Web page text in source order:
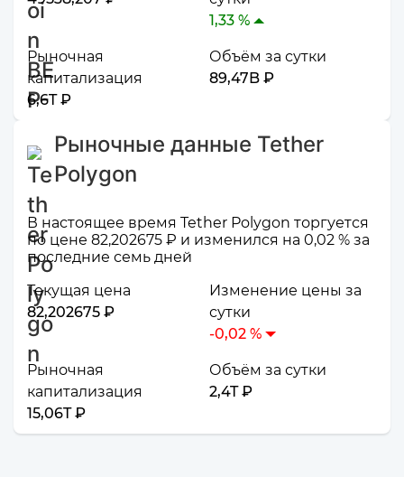
1,33 %
Рыночная
капитализация
6,6T ₽
Объём за сутки
89,47B ₽
Рыночные данные Tether
Polygon
В настоящее время Tether Polygon торгуется
по цене 82,202675 ₽ и изменился на 0,02 % за
последние семь дней
Текущая цена
82,202675 ₽
Изменение цены за
сутки
-0,02 %
Рыночная
капитализация
15,06T ₽
Объём за сутки
2,4T ₽